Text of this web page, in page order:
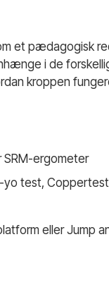
et pædagogisk
i de
kroppen
SRM-ergometer
yo test,
eller Jump